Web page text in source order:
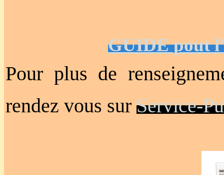
GUIDE pout
Pour plus de
rendez vous sur Service-